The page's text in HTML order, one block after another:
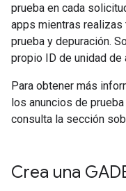
prueba en cada
apps mientras
prueba y depuración.
propio ID de unidad de
Para obtener más
los anuncios de
consulta la sección
Crea una